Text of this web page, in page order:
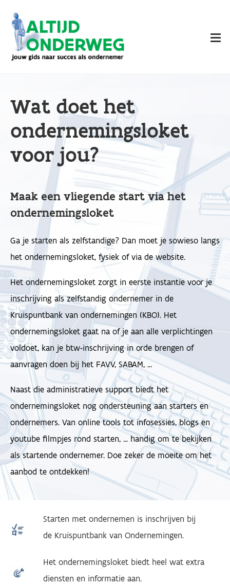
naar
Wat doet het
ondernemingsloket
voor jou?
Maak een vliegende start via het
ondernemingsloket
Ga je starten als zelfstandige? Dan moet je sowieso langs
het ondernemingsloket, fysiek of via de website.
Het ondernemingsloket zorgt in eerste instantie voor je
inschrijving als zelfstandig ondernemer in de
Kruispuntbank van ondernemingen (KBO). Het
ondernemingsloket gaat na of je aan alle verplichtingen
voldoet, kan je btw-inschrijving in orde brengen of
aanvragen doen bij het FAVV, SABAM, ...
Naast die administratieve support biedt het
ondernemingsloket nog ondersteuning aan starters en
ondernemers. Van online tools tot infosessies, blogs en
youtube filmpjes rond starten, ... handig om te bekijken
als startende ondernemer. Doe zeker de moeite om het
aanbod te ontdekken!
Starten met ondernemen is inschrijven bij
de Kruispuntbank van Ondernemingen.
Het ondernemingsloket biedt heel wat extra
diensten en informatie aan.